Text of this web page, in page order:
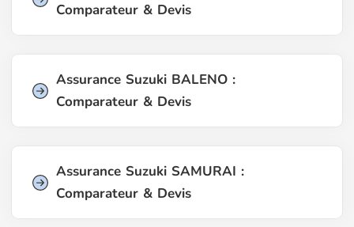
Comparateur & Devis
Assurance Suzuki BALENO :
Comparateur & Devis
Assurance Suzuki SAMURAI :
Comparateur & Devis